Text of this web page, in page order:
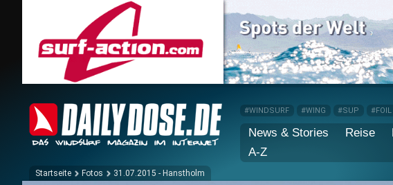
#WINDSURF #WING #SUP #FOIL
News & Stories Reise
A-Z
Startseite Fotos 31.07.2015 - Hanstholm